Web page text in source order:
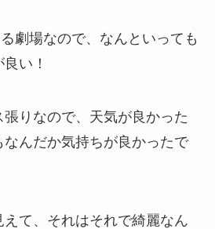
劇場なので、なんといっても
い！
りなので、天気が良かった
なんだか気持ちが良かったで
て、それはそれで綺麗なん